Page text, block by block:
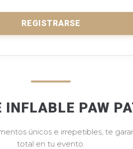
REGISTRARSE
INFLABLE PAW
únicos e irrepetibles, te
total en tu evento.